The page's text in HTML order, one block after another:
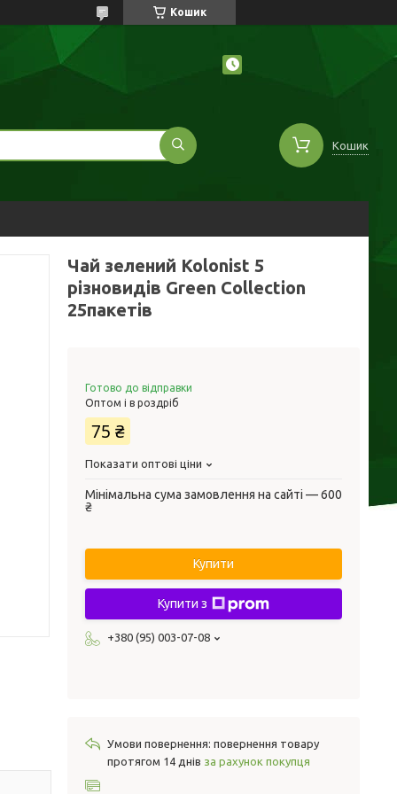
Кошик
Кошик
Чай зелений Kolonist 5
різновидів Green Collection
25пакетів
Готово до відправки
Оптом і в роздріб
75 ₴
Показати оптові ціни
Мінімальна сума замовлення на сайті — 600
₴
Купити
Купити з
+380 (95) 003-07-08
повернення товару
протягом 14 днів за рахунок покупця